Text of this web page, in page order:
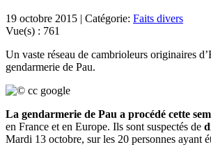
19 octobre 2015 | Catégorie: Faits divers
Vue(s) : 761
Un vaste réseau de cambrioleurs originaires
gendarmerie de Pau.
La gendarmerie de Pau a procédé cette
en France et en Europe. Ils sont suspectés de
Mardi 13 octobre, sur les 20 personnes ayant